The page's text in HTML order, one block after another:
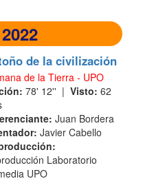
de la civilización
de la Tierra - UPO
78' 12'' | Visto: 62
Juan Bordera
Javier Cabello
Laboratorio
UPO